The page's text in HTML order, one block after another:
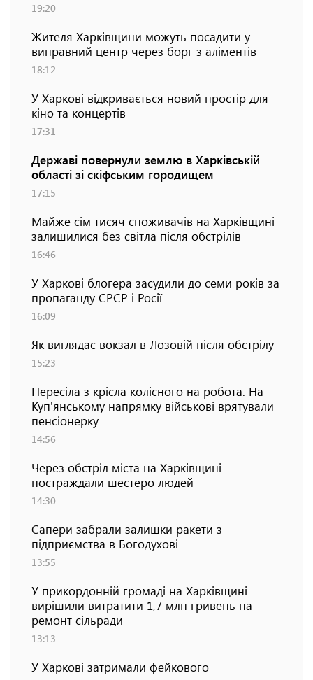
19:20
Жителя Харківщини можуть посадити у
виправний центр через борг з аліментів
18:12
У Харкові відкривається новий простір для
кіно та концертів
17:31
Державі повернули землю в Харківській
області зі скіфським городищем
17:15
Майже сім тисяч споживачів на Харківщині
залишилися без світла після обстрілів
16:46
У Харкові блогера засудили до семи років за
пропаганду СРСР і Росії
16:09
Як виглядає вокзал в Лозовій після обстрілу
15:23
Пересіла з крісла колісного на робота. На
Куп'янському напрямку військові врятували
пенсіонерку
14:56
Через обстріл міста на Харківщині
постраждали шестеро людей
14:30
Сапери забрали залишки ракети з
підприємства в Богодухові
13:55
У прикордонній громаді на Харківщині
вирішили витратити 1,7 млн гривень на
ремонт сільради
13:13
У Харкові затримали фейкового